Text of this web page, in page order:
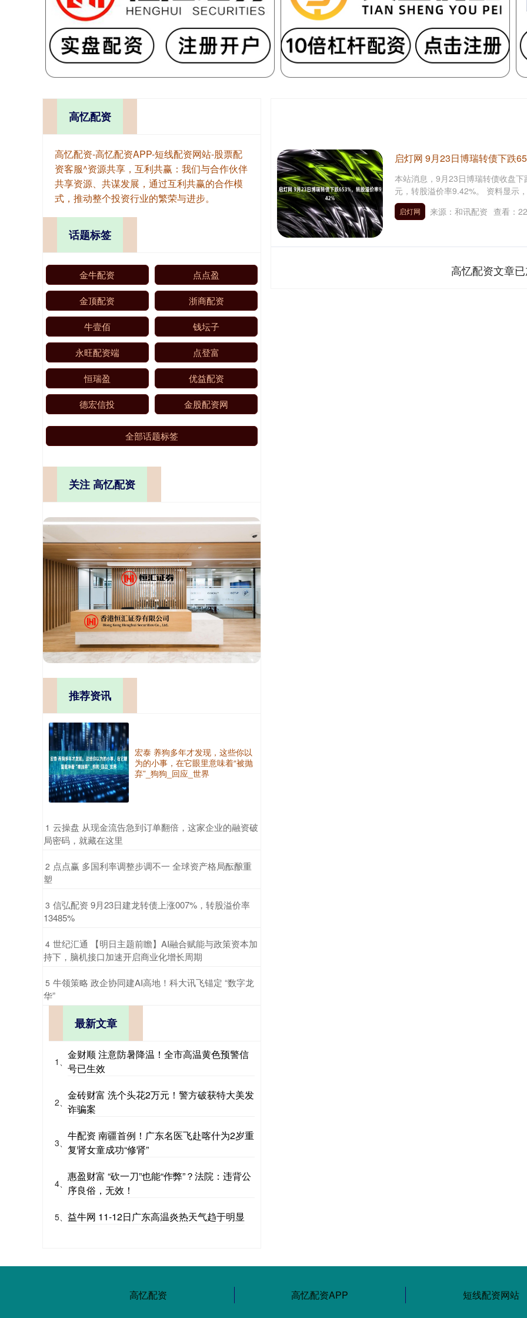
启灯网 9月23日博瑞转债下跌
本站消息，9月23日博瑞转债收盘
元，转股溢价率9.42%。 资料显示
启灯网 来源：和讯配资 查看：
高忆配资文章
高忆配资
高忆配资-高忆配资APP-短线配资网站-股票配
资客服^资源共享，互利共赢：我们与合作伙伴
共享资源、共谋发展，通过互利共赢的合作模
式，推动整个投资行业的繁荣与进步。
话题标签
金牛配资 点点盈
金顶配资 浙商配资
牛壹佰 钱坛子
永旺配资端 点登富
恒瑞盈 优益配资
德宏信投 金股配资网
全部话题标签
关注 高忆配资
推荐资讯
宏泰 养狗多年才发现，这些你以
为的小事，在它眼里意味着“被抛
弃”_狗狗_回应_世界
1 ​云操盘 从现金流告急到订单翻倍，这家企业的融资破
局密码，就藏在这里
2 ​点点赢 多国利率调整步调不一 全球资产格局酝酿重
塑
3 ​信弘配资 9月23日建龙转债上涨007%，转股溢价率
13485%
4 ​世纪汇通 【明日主题前瞻】AI融合赋能与政策资本加
持下，脑机接口加速开启商业化增长周期
5 ​牛领策略 政企协同建AI高地！科大讯飞锚定 “数字龙
华”
最新文章
1、
金财顺 注意防暑降温！全市高温黄色预警信
号已生效
2、
金砖财富 洗个头花2万元！警方破获特大美发
诈骗案
3、
牛配资 南疆首例！广东名医飞赴喀什为2岁重
复肾女童成功“修肾”
4、
惠盈财富 “砍一刀”也能“作弊”？法院：违背公
序良俗，无效！
5、 益牛网 11-12日广东高温炎热天气趋于明显
高忆配资 高忆配资APP 短线配资网站